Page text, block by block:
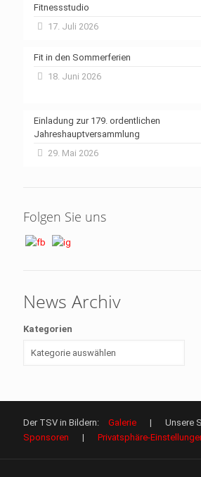
Fitnessstudio
17. Juli 2026
Fit in den Sommerferien
18. Juni 2026
Einladung zur 179. ordentlichen
Jahreshauptversammlung
29. Mai 2026
Folgen Sie uns
News Archiv
Kategorien
Der TSV in Bildern: Galerie | Unsere
Sponsoren | Privatsphäre-